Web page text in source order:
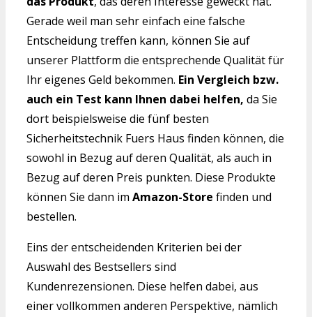
Gerade weil man sehr einfach eine falsche
Entscheidung treffen kann, können Sie auf
unserer Plattform die entsprechende Qualität für
Ihr eigenes Geld bekommen. Ein Vergleich bzw.
auch ein Test kann Ihnen dabei helfen, da Sie
dort beispielsweise die fünf besten
Sicherheitstechnik Fuers Haus finden können, die
sowohl in Bezug auf deren Qualität, als auch in
Bezug auf deren Preis punkten. Diese Produkte
können Sie dann im Amazon-Store finden und
bestellen.
Eins der entscheidenden Kriterien bei der
Auswahl des Bestsellers sind
Kundenrezensionen. Diese helfen dabei, aus
einer vollkommen anderen Perspektive, nämlich